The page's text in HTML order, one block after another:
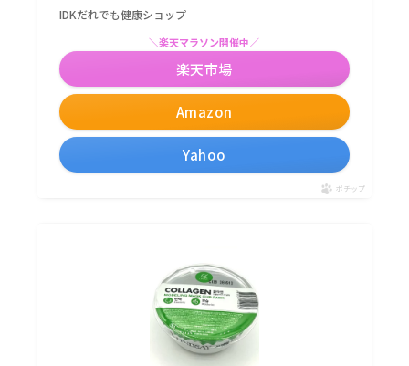
IDKだれでも健康ショップ
Amazon
＼楽天マラソン開催中／
楽天市場
Yahoo
ポチップ